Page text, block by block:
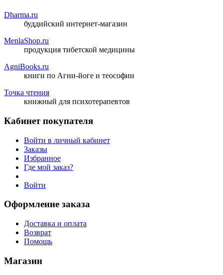
Dharma.ru
буддийский интернет-магазин
MenlaShop.ru
продукция тибетской медицины
AgniBooks.ru
книги по Агни-йоге и теософии
Точка чтения
книжный для психотерапевтов
Кабинет покупателя
Войти в личный кабинет
Заказы
Избранное
Где мой заказ?
Войти
Оформление заказа
Доставка и оплата
Возврат
Помощь
Магазин